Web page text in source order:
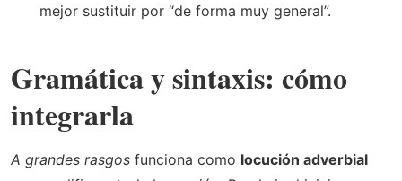
mejor sustituir por “de forma muy general”.
Gramática y sintaxis: cómo
integrarla
A grandes rasgos funciona como locución adverbial